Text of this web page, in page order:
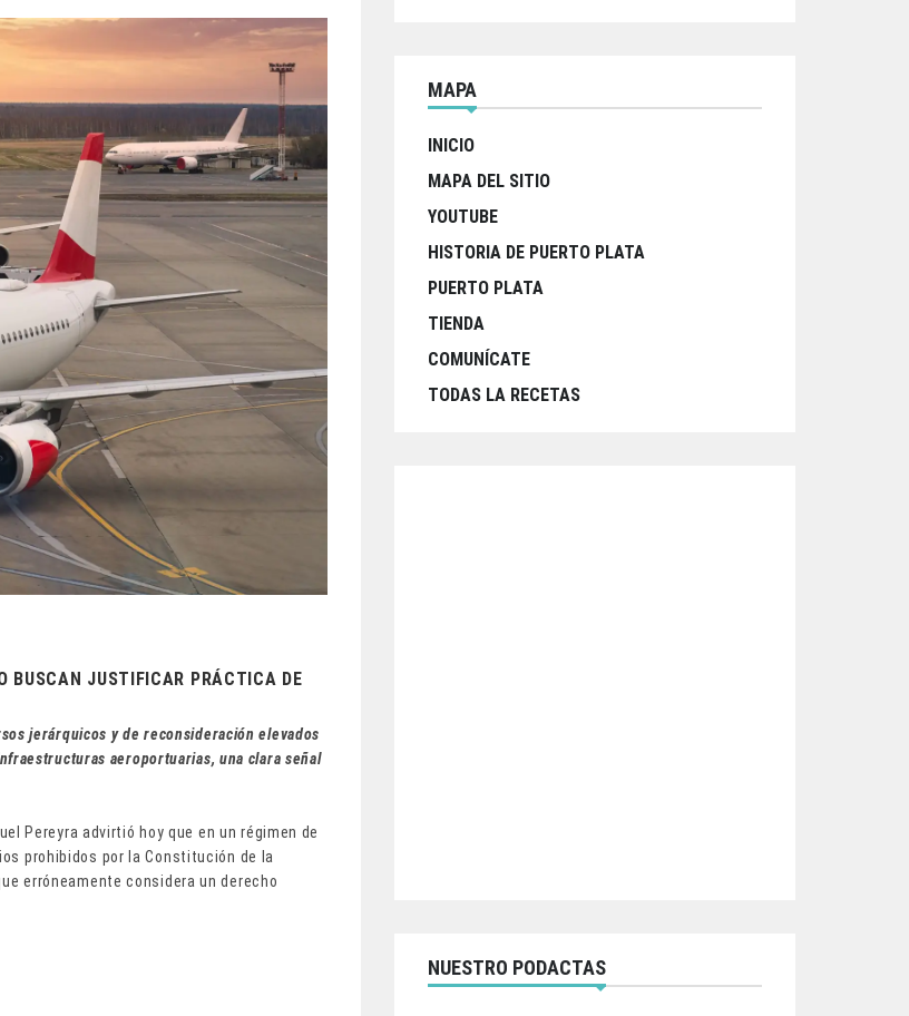
BUSCAN JUSTIFICAR PRÁCTICA DE
jerárquicos y de reconsideración elevados
aeroportuarias, una clara señal
Pereyra advirtió hoy que en un régimen de
prohibidos por la Constitución de la
erróneamente considera un derecho
MAPA
INICIO
MAPA DEL SITIO
YOUTUBE
HISTORIA DE PUERTO PLATA
PUERTO PLATA
TIENDA
COMUNÍCATE
TODAS LA RECETAS
NUESTRO PODACTAS